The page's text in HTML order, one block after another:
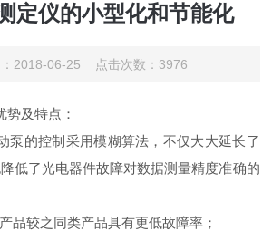
定仪的小型化和节能化
：2018-06-25 点击次数：3976
势及特点：
泵的控制采用模糊算法，不仅大大延长了
低了光电器件故障对数据测量精度准确的
品较之同类产品具有更低故障率；